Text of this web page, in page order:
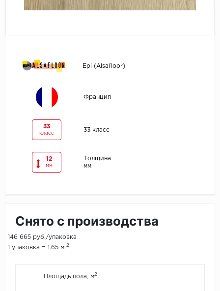
Epi (Alsafloor)
Франция
33
класс
33 класс
12
мм
Толщина
мм
Снято с производства
146 665 руб./упаковка
1 упаковка = 1.65 м 2
Площадь пола, м2